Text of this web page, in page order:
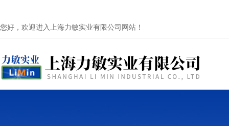
您好，欢迎进入上海力敏实业有限公司网站！